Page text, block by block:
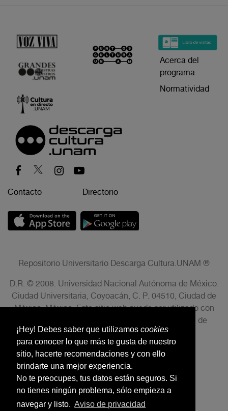
¡Hey! Debes saber que utilizamos cookies
para conocer lo que más te gusta de nuestro
sitio, hacerte recomendaciones y con ello
brindarte una mejor experiencia.
No te preocupes, tus datos están seguros. Si
no tienes ningún problema, sólo empieza a
navegar y listo. Aviso de privacidad
Acerca del
programa
Normatividad
Contacto Directorio
Repositorio Universitario Descarga Cultura.UNAM ®
D.R. © 2008. Universidad Nacional Autónoma de México.
Ciudad Universitaria, Coyoacán, C. P. 04510, Ciudad de
México, México. Este sitio web puede ser utilizado con
fines no lucrativos siempre que se cite la fuente de
conformidad con el AVISO LEGAL.